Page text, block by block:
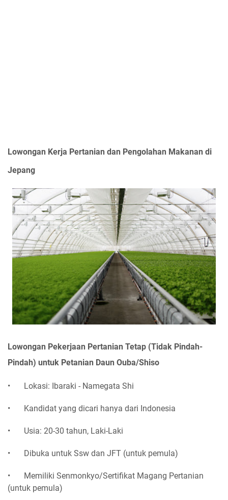
Lowongan Kerja Pertanian dan Pengolahan Makanan di
Jepang
Lowongan Pekerjaan Pertanian Tetap (Tidak Pindah-
Pindah) untuk Petanian Daun Ouba/Shiso
• Lokasi: Ibaraki - Namegata Shi
• Kandidat yang dicari hanya dari Indonesia
• Usia: 20-30 tahun, Laki-Laki
• Dibuka untuk Ssw dan JFT (untuk pemula)
•
Memiliki Senmonkyo/Sertifikat Magang Pertanian
(untuk pemula)